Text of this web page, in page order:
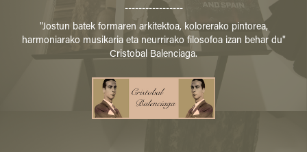
-----------------
"Jostun batek formaren arkitektoa, kolorerako pintorea,
harmoniarako musikaria eta neurrirako filosofoa izan behar du"
Cristobal Balenciaga.